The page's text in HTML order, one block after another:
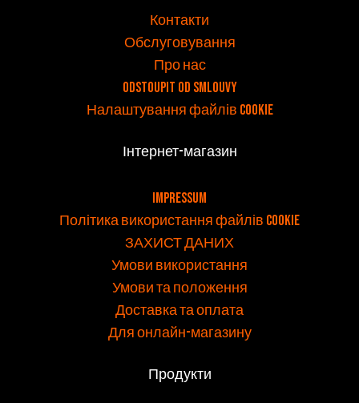
Контакти
Обслуговування
Про нас
Odstoupit od smlouvy
Налаштування файлів cookie
Інтернет-магазин
Impressum
Політика використання файлів cookie
ЗАХИСТ ДАНИХ
Умови використання
Умови та положення
Доставка та оплата
Для онлайн-магазину
Продукти